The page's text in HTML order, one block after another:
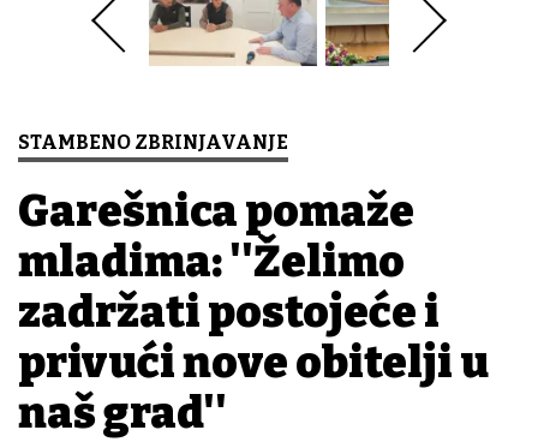
STAMBENO ZBRINJAVANJE
Garešnica pomaže
mladima: ''Želimo
zadržati postojeće i
privući nove obitelji u
naš grad''